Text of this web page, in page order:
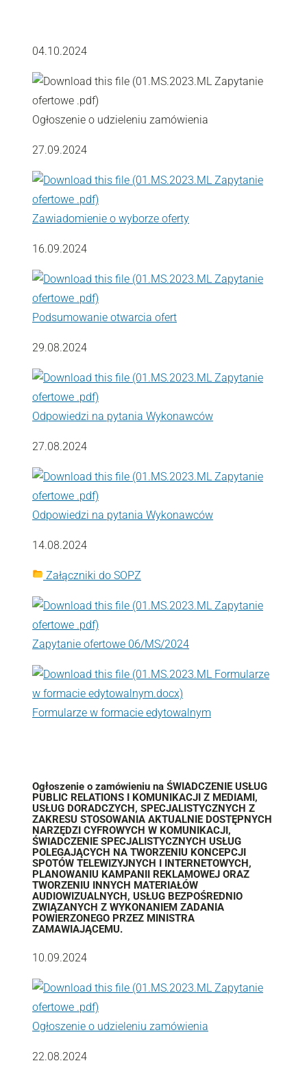
04.10.2024
Ogłoszenie o udzieleniu zamówienia
27.09.2024
Zawiadomienie o wyborze oferty
16.09.2024
Podsumowanie otwarcia ofert
29.08.2024
Odpowiedzi na pytania Wykonawców
27.08.2024
Odpowiedzi na pytania Wykonawców
14.08.2024
Załączniki do SOPZ
Zapytanie ofertowe 06/MS/2024
Formularze w formacie edytowalnym
Ogłoszenie o zamówieniu na ŚWIADCZENIE USŁUG
PUBLIC RELATIONS I KOMUNIKACJI Z MEDIAMI,
USŁUG DORADCZYCH, SPECJALISTYCZNYCH Z
ZAKRESU STOSOWANIA AKTUALNIE DOSTĘPNYCH
NARZĘDZI CYFROWYCH W KOMUNIKACJI,
ŚWIADCZENIE SPECJALISTYCZNYCH USŁUG
POLEGAJĄCYCH NA TWORZENIU KONCEPCJI
SPOTÓW TELEWIZYJNYCH I INTERNETOWYCH,
PLANOWANIU KAMPANII REKLAMOWEJ ORAZ
TWORZENIU INNYCH MATERIAŁÓW
AUDIOWIZUALNYCH, USŁUG BEZPOŚREDNIO
ZWIĄZANYCH Z WYKONANIEM ZADANIA
POWIERZONEGO PRZEZ MINISTRA
ZAMAWIAJĄCEMU.
10.09.2024
Ogłoszenie o udzieleniu zamówienia
22.08.2024